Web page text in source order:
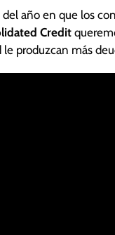
año en que los
Credit
produzcan más